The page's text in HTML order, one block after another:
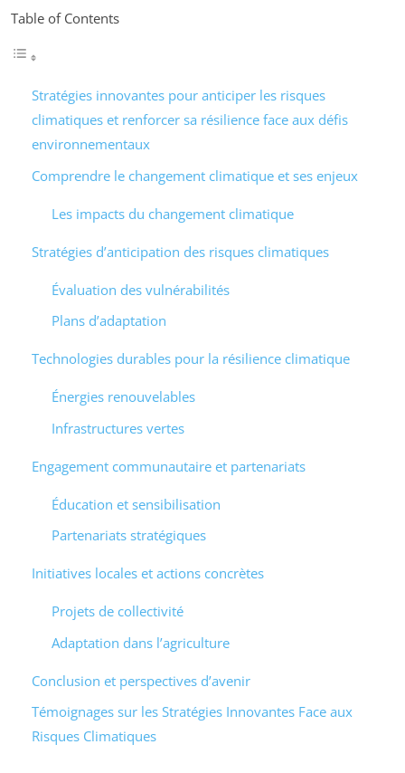
Table of Contents
Stratégies innovantes pour anticiper les risques
climatiques et renforcer sa résilience face aux défis
environnementaux
Comprendre le changement climatique et ses enjeux
Les impacts du changement climatique
Stratégies d’anticipation des risques climatiques
Évaluation des vulnérabilités
Plans d’adaptation
Technologies durables pour la résilience climatique
Énergies renouvelables
Infrastructures vertes
Engagement communautaire et partenariats
Éducation et sensibilisation
Partenariats stratégiques
Initiatives locales et actions concrètes
Projets de collectivité
Adaptation dans l’agriculture
Conclusion et perspectives d’avenir
Témoignages sur les Stratégies Innovantes Face aux
Risques Climatiques